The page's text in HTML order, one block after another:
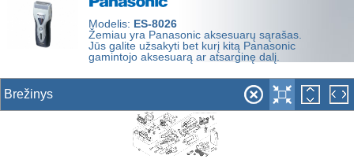
Modelis: ES-8026
Žemiau yra Panasonic aksesuarų sąrašas.
Jūs galite užsakyti bet kurį kitą Panasonic
gamintojo aksesuarą ar atsarginę dalį.
Brežinys